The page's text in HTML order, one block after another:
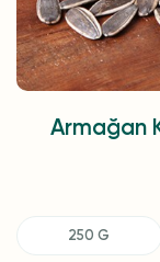
Armağan
250 G